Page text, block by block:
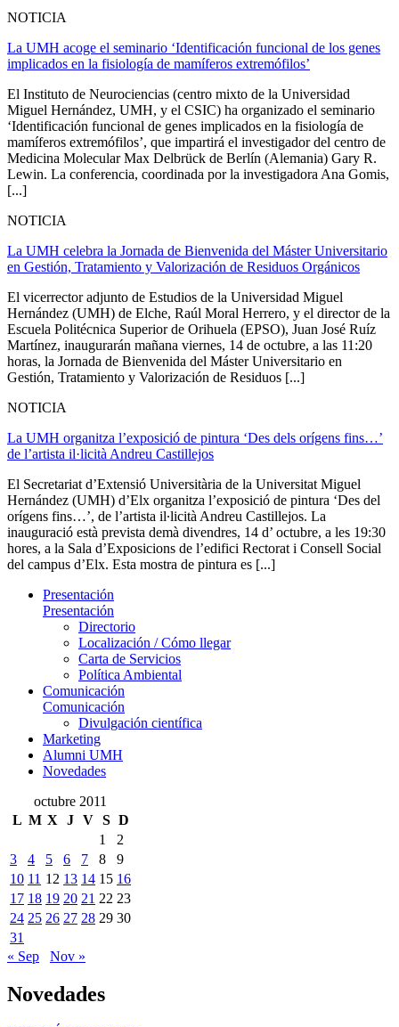
NOTICIA
La UMH acoge el seminario ‘Identificación funcional de los genes
implicados en la fisiología de mamíferos extremófilos’
El Instituto de Neurociencias (centro mixto de la Universidad
Miguel Hernández, UMH, y el CSIC) ha organizado el seminario
‘Identificación funcional de genes implicados en la fisiología de
mamíferos extremófilos’, que impartirá el investigador del centro de
Medicina Molecular Max Delbrück de Berlín (Alemania) Gary R.
Lewin. La conferencia, coordinada por la investigadora Ana Gomis,
[...]
NOTICIA
La UMH celebra la Jornada de Bienvenida del Máster Universitario
en Gestión, Tratamiento y Valorización de Residuos Orgánicos
El vicerrector adjunto de Estudios de la Universidad Miguel
Hernández (UMH) de Elche, Raúl Moral Herrero, y el director de la
Escuela Politécnica Superior de Orihuela (EPSO), Juan José Ruíz
Martínez, inaugurarán mañana viernes, 14 de octubre, a las 11:20
horas, la Jornada de Bienvenida del Máster Universitario en
Gestión, Tratamiento y Valorización de Residuos [...]
NOTICIA
La UMH organitza l’exposició de pintura ‘Des dels orígens fins…’
de l’artista il·licità Andreu Castillejos
El Secretariat d’Extensió Universitària de la Universitat Miguel
Hernández (UMH) d’Elx organitza l’exposició de pintura ‘Des del
orígens fins…’, de l’artista il∙licità Andreu Castillejos. La
inauguració està prevista demà divendres, 14 d’ octubre, a les 19:30
hores, a la Sala d’Exposicions de l’edifici Rectorat i Consell Social
del campus d’Elx. Esta mostra de pintura es [...]
Presentación
Presentación
Directorio
Localización / Cómo llegar
Carta de Servicios
Política Ambiental
Comunicación
Comunicación
Divulgación científica
Marketing
Alumni UMH
Novedades
octubre 2011
L M X J V S D
1
2
3
4 5 6 7 8
9
10 11 12 13 14 15 16
17 18 19 20 21 22 23
24 25 26 27 28 29 30
31
« Sep
Nov »
Novedades